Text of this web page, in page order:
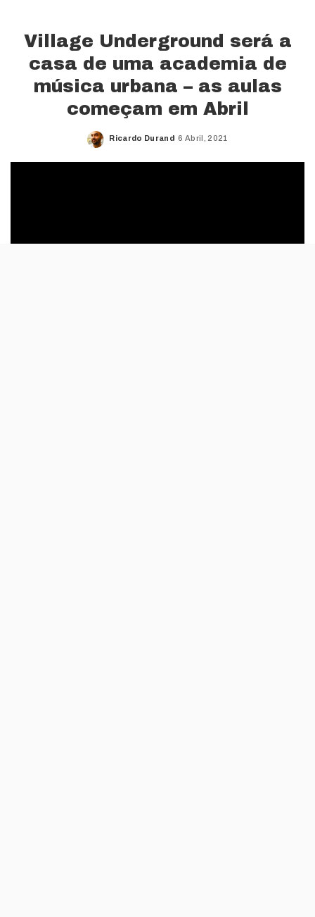
Village Underground será a
casa de uma academia de
música urbana – as aulas
começam em Abril
Posted
Ricardo Durand 6 Abril, 2021